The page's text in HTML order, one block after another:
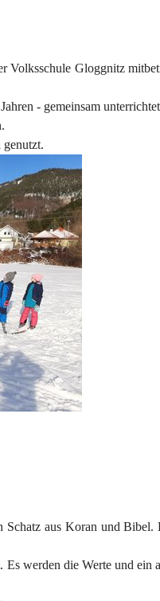
Gloggnitz
- gemeinsam
aus Koran und
werden die Werte und ein